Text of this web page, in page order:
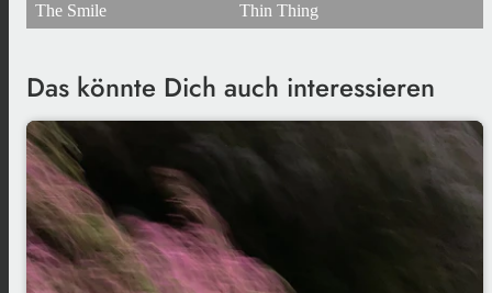
The Smile
Thin Thing
Das könnte Dich auch interessieren